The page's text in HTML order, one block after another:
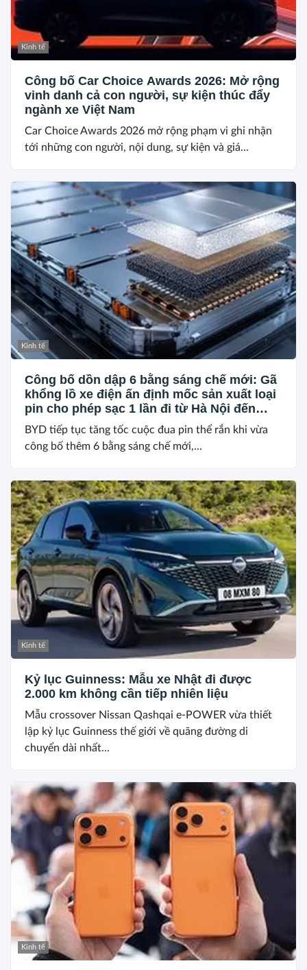
Kinh tế
Công bố Car Choice Awards 2026: Mở rộng
vinh danh cả con người, sự kiện thúc đẩy
ngành xe Việt Nam
Car Choice Awards 2026 mở rộng phạm vi ghi nhận
tới những con người, nội dung, sự kiện và giá...
Kinh tế
Công bố dồn dập 6 bằng sáng chế mới: Gã
khổng lồ xe điện ấn định mốc sản xuất loại
pin cho phép sạc 1 lần đi từ Hà Nội đến
TP.HCM
BYD tiếp tục tăng tốc cuộc đua pin thể rắn khi vừa
công bố thêm 6 bằng sáng chế mới,...
Kinh tế
Kỷ lục Guinness: Mẫu xe Nhật đi được
2.000 km không cần tiếp nhiên liệu
Mẫu crossover Nissan Qashqai e-POWER vừa thiết
lập kỷ lục Guinness thế giới về quãng đường di
chuyển dài nhất...
Kinh tế